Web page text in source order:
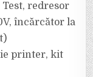
redresor
încărcător la
printer, kit